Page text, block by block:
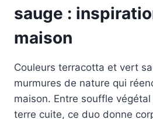
sauge :
maison
Couleurs terracotta et vert
murmures de nature qui
maison. Entre souffle
terre cuite, ce duo donne